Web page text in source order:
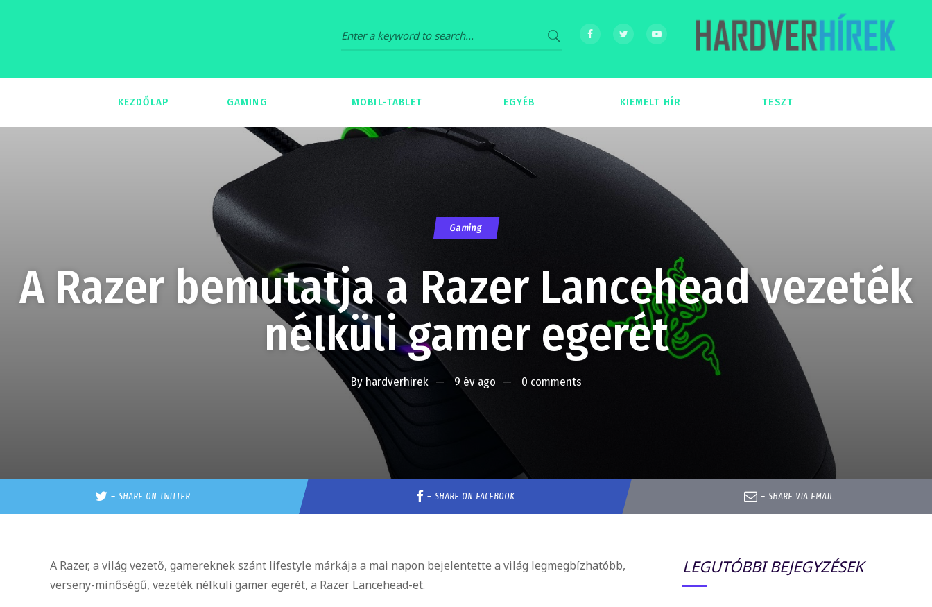
KEZDŐLAP GAMING MOBIL-TABLET EGYÉB KIEMELT HÍR TESZT
Gaming
A Razer bemutatja a Razer Lancehead vezeték
nélküli gamer egerét
By hardverhirek 9 év ago 0 comments
– SHARE ON TWITTER – SHARE ON FACEBOOK – SHARE VIA EMAIL
A Razer, a világ vezető, gamereknek szánt lifestyle márkája a mai napon bejelentette a világ legmegbízhatóbb,
verseny-minőségű, vezeték nélküli gamer egerét, a Razer Lancehead-et.
LEGUTÓBBI BEJEGYZÉSEK